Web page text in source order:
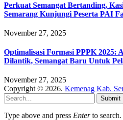
Perkuat Semangat Bertanding,
Semarang Kunjungi Peserta PAI
November 27, 2025
Optimalisasi Formasi PPPK 2025:
Dilantik, Semangat Baru Untuk
November 27, 2025
Copyright © 2026. Kemenag Kab.
Submit
Type above and press Enterto search.